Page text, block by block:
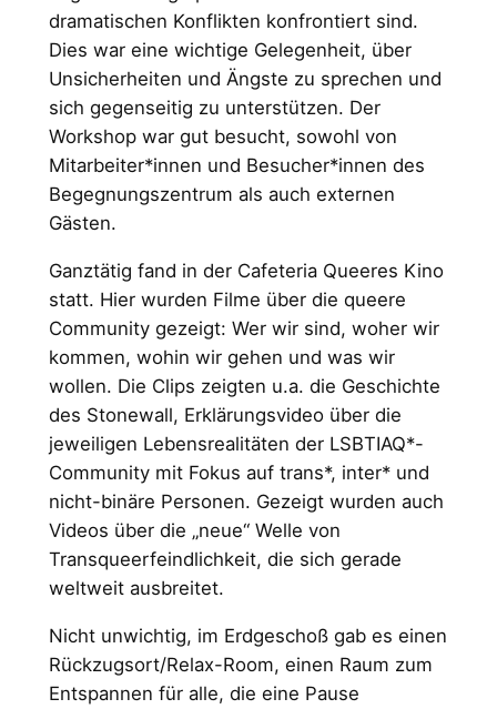
dramatischen Konflikten konfrontiert sind.
Dies war eine wichtige Gelegenheit, über
Unsicherheiten und Ängste zu sprechen und
sich gegenseitig zu unterstützen. Der
Workshop war gut besucht, sowohl von
Mitarbeiter*innen und Besucher*innen des
Begegnungszentrum als auch externen
Gästen.
Ganztätig fand in der Cafeteria Queeres Kino
statt. Hier wurden Filme über die queere
Community gezeigt: Wer wir sind, woher wir
kommen, wohin wir gehen und was wir
wollen. Die Clips zeigten u.a. die Geschichte
des Stonewall, Erklärungsvideo über die
jeweiligen Lebensrealitäten der LSBTIAQ*-
Community mit Fokus auf trans*, inter* und
nicht-binäre Personen. Gezeigt wurden auch
Videos über die „neue“ Welle von
Transqueerfeindlichkeit, die sich gerade
weltweit ausbreitet.
Nicht unwichtig, im Erdgeschoß gab es einen
Rückzugsort/Relax-Room, einen Raum zum
Entspannen für alle, die eine Pause